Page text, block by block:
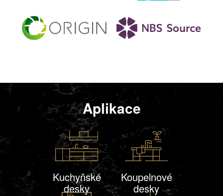
Aplikace
Kuchyňské
desky
Koupelnové
desky